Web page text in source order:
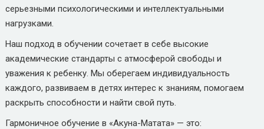
серьезными психологическими и интеллектуальными
нагрузками.
Наш подход в обучении сочетает в себе высокие
академические стандарты с атмосферой свободы и
уважения к ребенку. Мы оберегаем индивидуальность
каждого, развиваем в детях интерес к знаниям, помогаем
раскрыть способности и найти свой путь.
Гармоничное обучение в «Акуна-Матата» — это: